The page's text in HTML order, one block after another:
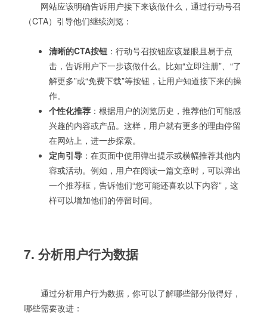
网站应该明确告诉用户接下来该做什么，通过行动号召
（CTA）引导他们继续浏览：
清晰的CTA按钮 ：行动号召按钮应该显眼且易于点
击，告诉用户下一步该做什么。比如“立即注册”、“了
解更多”或“免费下载”等按钮，让用户知道接下来的操
作。
个性化推荐 ：根据用户的浏览历史，推荐他们可能感
兴趣的内容或产品。这样，用户就有更多的理由停留
在网站上，进一步探索。
定向引导 ：在页面中使用弹出提示或横幅推荐其他内
容或活动。例如，用户在阅读一篇文章时，可以弹出
一个推荐框，告诉他们“您可能还喜欢以下内容”，这
样可以增加他们的停留时间。
7. 分析用户行为数据
通过分析用户行为数据，你可以了解哪些部分做得好，
哪些需要改进：